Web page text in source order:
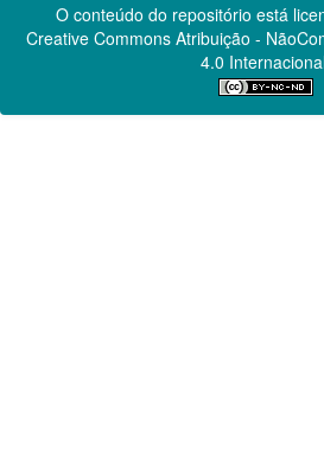
O conteúdo do repositório está
Creative CommonsAtribuição -
4.0